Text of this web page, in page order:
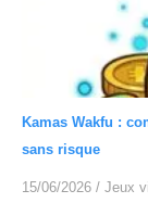
Kamas Wakfu :
sans risque
15/06/2026 / Jeux